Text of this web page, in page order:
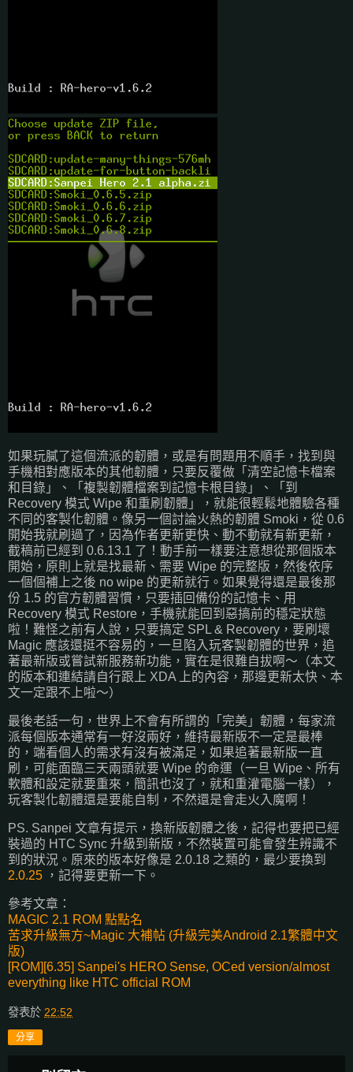
如果玩膩了這個流派的韌體，或是有問題用不順手，找到與
手機相對應版本的其他韌體，只要反覆做「清空記憶卡檔案
和目錄」、「複製韌體檔案到記憶卡根目錄」、「到
Recovery 模式 Wipe 和重刷韌體」，就能很輕鬆地體驗各種
不同的客製化韌體。像另一個討論火熱的韌體 Smoki，從 0.6
開始我就刷過了，因為作者更新更快、動不動就有新更新，
截稿前已經到 0.6.13.1 了！動手前一樣要注意想從那個版本
開始，原則上就是找最新、需要 Wipe 的完整版，然後依序
一個個補上之後 no wipe 的更新就行。如果覺得還是最後那
份 1.5 的官方韌體習慣，只要插回備份的記憶卡、用
Recovery 模式 Restore，手機就能回到惡搞前的穩定狀態
啦！難怪之前有人說，只要搞定 SPL & Recovery，要刷壞
Magic 應該還挺不容易的，一旦陷入玩客製韌體的世界，追
著最新版或嘗試新服務新功能，實在是很難自拔啊～（本文
的版本和連結請自行跟上 XDA 上的內容，那邊更新太快、本
文一定跟不上啦～）
最後老話一句，世界上不會有所謂的「完美」韌體，每家流
派每個版本通常有一好沒兩好，維持最新版不一定是最棒
的，端看個人的需求有沒有被滿足，如果追著最新版一直
刷，可能面臨三天兩頭就要 Wipe 的命運（一旦 Wipe、所有
軟體和設定就要重來，簡訊也沒了，就和重灌電腦一樣），
玩客製化韌體還是要能自制，不然還是會走火入魔啊！
PS. Sanpei 文章有提示，換新版韌體之後，記得也要把已經
裝過的 HTC Sync 升級到新版，不然裝置可能會發生辨識不
到的狀況。原來的版本好像是 2.0.18 之類的，最少要換到
2.0.25 ，記得要更新一下。
參考文章：
MAGIC 2.1 ROM 點點名
苦求升級無方~Magic 大補帖 (升級完美Android 2.1繁體中文
版)
[ROM][6.35] Sanpei's HERO Sense, OCed version/almost
everything like HTC official ROM
發表於 22:52
分享